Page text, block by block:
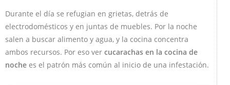
Durante el día se refugian en grietas, detrás de
electrodomésticos y en juntas de muebles. Por la noche
salen a buscar alimento y agua, y la cocina concentra
ambos recursos. Por eso ver cucarachas en la cocina de
noche es el patrón más común al inicio de una infestación.